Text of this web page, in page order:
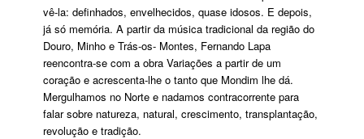
vê-la: definhados, envelhecidos, quase idosos. E depois,
já só memória. A partir da música tradicional da região do
Douro, Minho e Trás-os- Montes, Fernando Lapa
reencontra-se com a obra Variações a partir de um
coração e acrescenta-lhe o tanto que Mondim lhe dá.
Mergulhamos no Norte e nadamos contracorrente para
falar sobre natureza, natural, crescimento, transplantação,
revolução e tradição.